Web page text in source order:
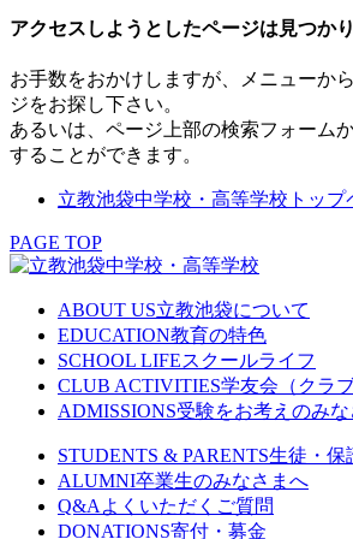
アクセスしようとしたページは見つか
お手数をおかけしますが、メニューか
ジをお探し下さい。
あるいは、ページ上部の検索フォーム
することができます。
立教池袋中学校・高等学校トップ
PAGE TOP
ABOUT US立教池袋について
EDUCATION教育の特色
SCHOOL LIFEスクールライフ
CLUB ACTIVITIES学友会（クラ
ADMISSIONS受験をお考えのみ
STUDENTS & PARENTS生徒・保
ALUMNI卒業生のみなさまへ
Q&A よくいただくご質問
DONATIONS寄付・募金